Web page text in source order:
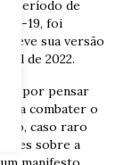
período de
19, foi
teve sua versão
de 2022.
por pensar
combater o
caso raro
sobre a